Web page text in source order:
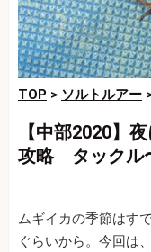
TOP > ソルトルアー
【中部2020】
攻略 タックル
ムギイカの季節はす
ぐらいから。今回は